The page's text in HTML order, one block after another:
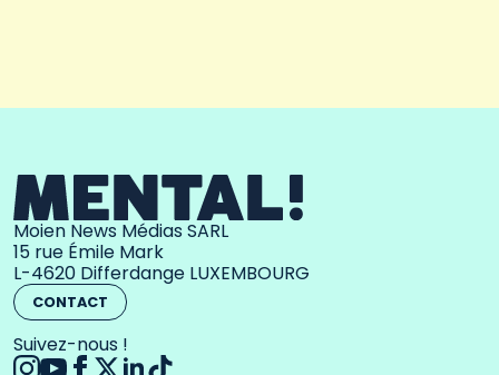
Moien News Médias SARL
15 rue Émile Mark
L-4620 Differdange LUXEMBOURG
CONTACT
Suivez-nous !